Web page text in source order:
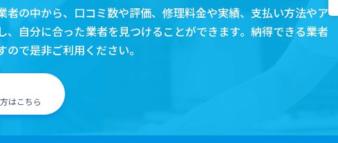
者の中から、口コミ数や評価、修理料金や実績、支払い方法やア
、自分に合った業者を見つけることができます。納得できる業者
で是非ご利用ください。
はこちら